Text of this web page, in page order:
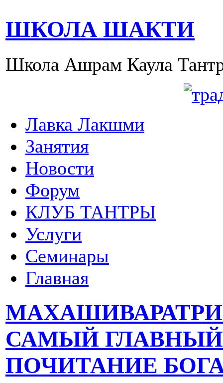
ШКОЛА ШАКТИ
Школа Ашрам Каула
Лавка Лакшми
Занятия
Новости
Форум
КЛУБ ТАНТРЫ
Услуги
Семинары
Главная
МАХАШИВАРАТРИ
САМЫЙ ГЛАВНЫЙ
ПОЧИТАНИЕ